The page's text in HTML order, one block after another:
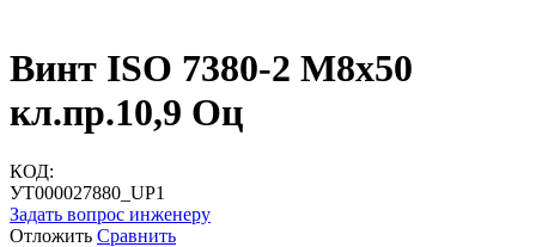
Винт ISO 7380-2 М8х50
кл.пр.10,9 Оц
КОД:
УТ000027880_UP1
Задать вопрос инженеру
Отложить Сравнить